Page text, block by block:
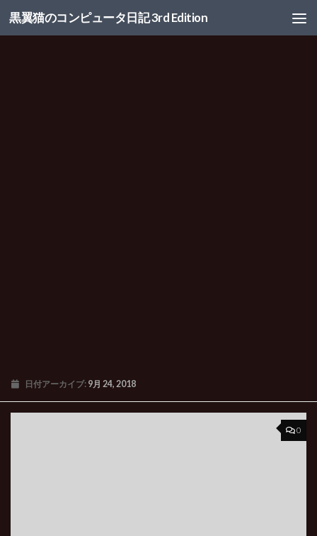
コンテンツへスキップ
黒翼猫のコンピュータ日記 3rd Edition
日付アーカイブ: 9月 24, 2018
0